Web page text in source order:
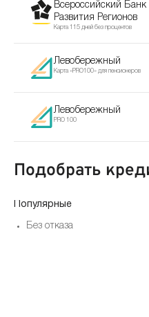
Всероссийский Банк
Развития Регионов
Карта 115 дней без процентов
Левобережный
Карта «PRO100» для пенсионеров
Левобережный
PRO 100
Подобрать
Популярные
Без отказа